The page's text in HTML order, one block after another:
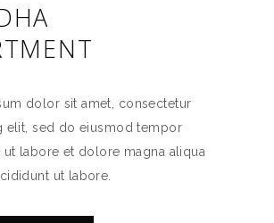
dolor sit amet, consectetur
elit, sed do eiusmod tempor
ut labore et dolore magna aliqua
ut labore.